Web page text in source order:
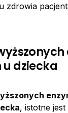
zdrowia
dziecka
, istotne